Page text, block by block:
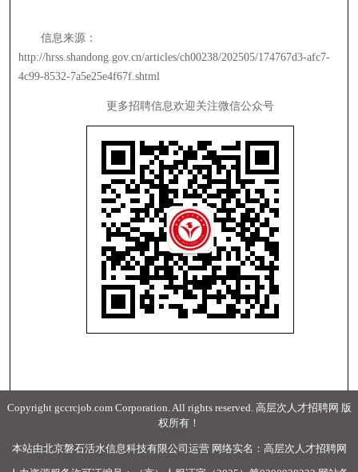
信息来源：
http://hrss.shandong.gov.cn/articles/ch00238/202505/174767d3-afc7-
4c99-8532-7a5e25e4f67f.shtml
更多招聘信息欢迎关注微信公众号
Copyright gccrcjob.com Corporation. All rights reserved. 高层次人才招聘网 版
权所有！
本站由北京磐石活水信息科技有限公司运营 网络实名：高层次人才招聘网